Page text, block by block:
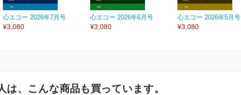
心エコー 2026年7月号
¥3,080
心エコー 2026年6月号
¥3,080
心エコー 2026年5月号
¥3,080
は、こんな商品も買っています。